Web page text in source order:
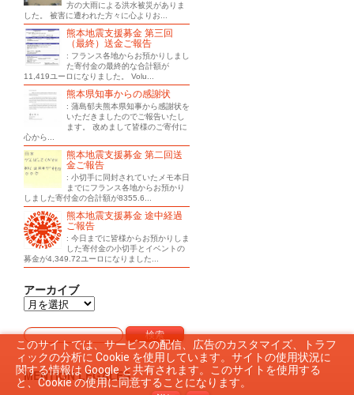
方の大雨による洪水被災がありま
した。 被害に遭われた方々に心よりお...
熊本地震支援募金 第三回
（最終）送金ご報告
: フランス各地からお預かりしまし
た寄付金の最終的な合計額が
11,419ユーロになりました。 Volu...
熊本県知事からの感謝状
: 蒲島郁夫熊本県知事から感謝状を
いただきましたのでご報告いたし
ます。 改めまして皆様のご寄付に
心から...
熊本地震支援募金 第二回送
金ご報告
: 小切手に同封されていたメモ本日
までにフランス各地からお預かり
しました寄付金の合計額が8355.6...
熊本地震支援募金 途中経過
ご報告
: 今日までに皆様からお預かりしま
した寄付金の小切手とイベントの
募金が4,349.72ユーロになりました...
アーカイブ
MENTION LEGALES
このサイトでは、サービスの配信、広告のカスタマイズ、トラフ
ィックの分析に Cookie を使用しています。サイトの使用状況に
関する情報は Google と共有されます。このサイトを使用する
と、Cookie の使用に同意することになります。